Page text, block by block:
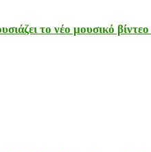
το νέο μουσικό